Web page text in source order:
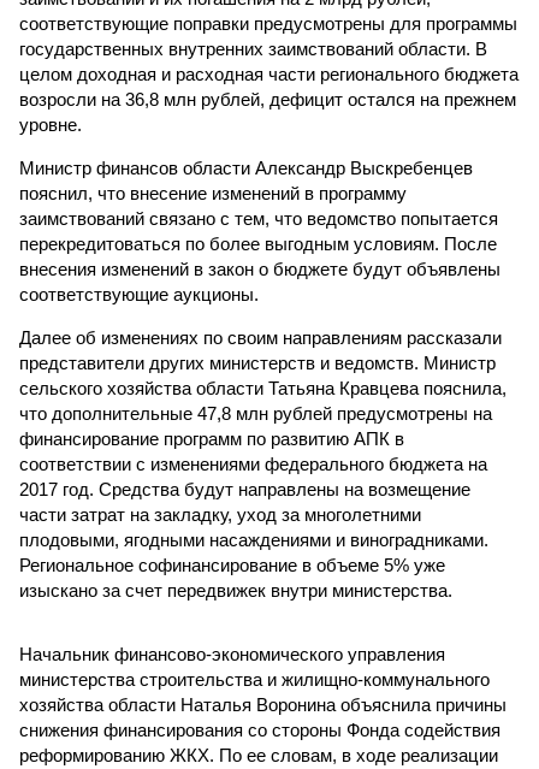
соответствующие поправки предусмотрены для программы
государственных внутренних заимствований области. В
целом доходная и расходная части регионального бюджета
возросли на 36,8 млн рублей, дефицит остался на прежнем
уровне.
Министр финансов области Александр Выскребенцев
пояснил, что внесение изменений в программу
заимствований связано с тем, что ведомство попытается
перекредитоваться по более выгодным условиям. После
внесения изменений в закон о бюджете будут объявлены
соответствующие аукционы.
Далее об изменениях по своим направлениям рассказали
представители других министерств и ведомств. Министр
сельского хозяйства области Татьяна Кравцева пояснила,
что дополнительные 47,8 млн рублей предусмотрены на
финансирование программ по развитию АПК в
соответствии с изменениями федерального бюджета на
2017 год. Средства будут направлены на возмещение
части затрат на закладку, уход за многолетними
плодовыми, ягодными насаждениями и виноградниками.
Региональное софинансирование в объеме 5% уже
изыскано за счет передвижек внутри министерства.
Начальник финансово-экономического управления
министерства строительства и жилищно-коммунального
хозяйства области Наталья Воронина объяснила причины
снижения финансирования со стороны Фонда содействия
реформированию ЖКХ. По ее словам, в ходе реализации